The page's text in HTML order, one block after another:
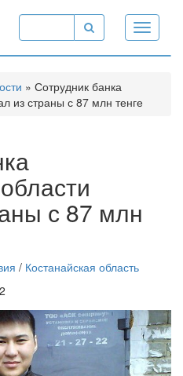
Toggle
» Сотрудник банка
из страны с 87 млн тенге
с 87 млн
/ Костанайская область